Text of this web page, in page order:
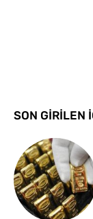
SON GİRİLEN